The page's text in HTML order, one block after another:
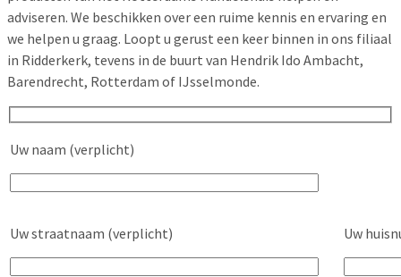
adviseren. We beschikken over een ruime kennis en ervaring en
we helpen u graag. Loopt u gerust een keer binnen in ons filiaal
in Ridderkerk, tevens in de buurt van Hendrik Ido Ambacht,
Barendrecht, Rotterdam of IJsselmonde.
Uw naam (verplicht)
Uw straatnaam (verplicht) Uw